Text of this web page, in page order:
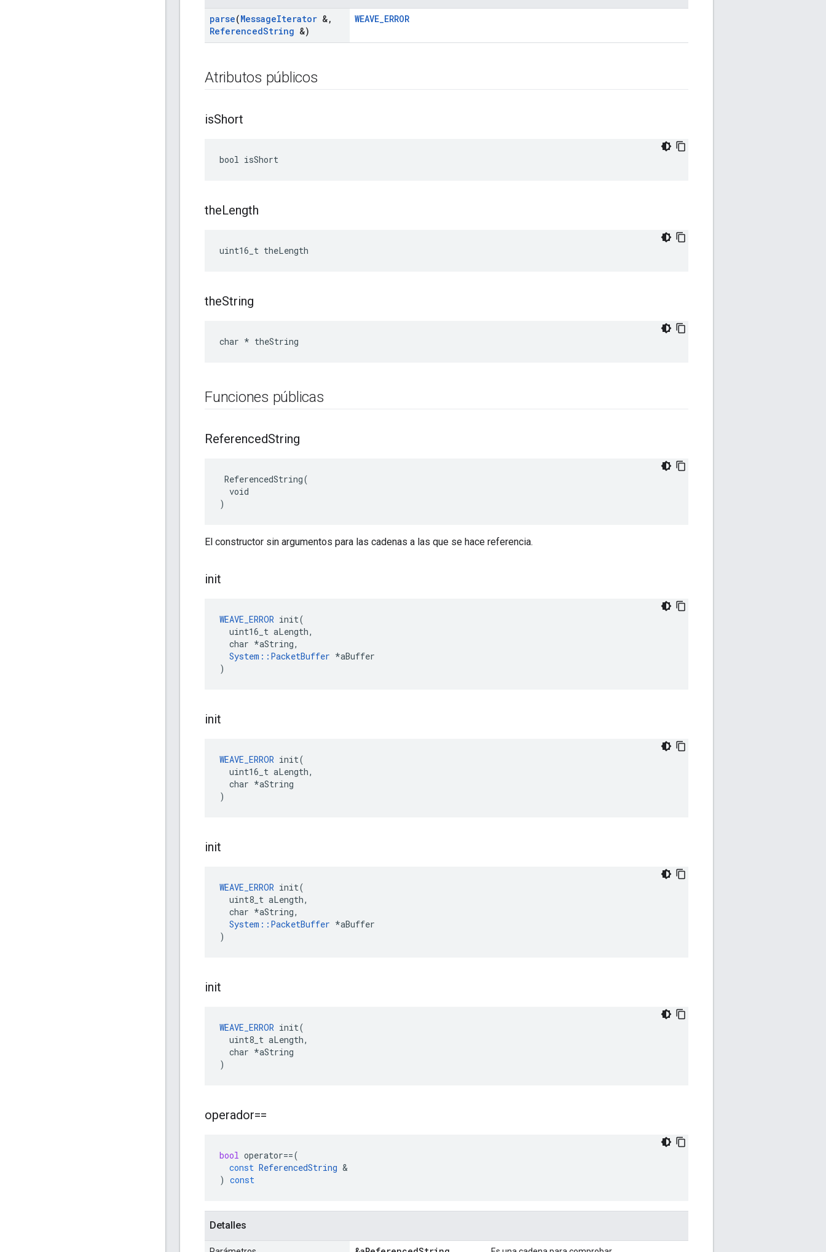
parse(MessageIterator &,
ReferencedString &)
WEAVE_ERROR
Atributos públicos
isShort
bool isShort
theLength
uint16_t theLength
theString
char * theString
Funciones públicas
ReferencedString
ReferencedString(
  void
)
El constructor sin argumentos para las cadenas a las que se hace referencia.
init
WEAVE_ERROR init(
  uint16_t aLength,
  char *aString,
System::PacketBuffer *aBuffer
)
init
WEAVE_ERROR init(
  uint16_t aLength,
  char *aString
)
init
WEAVE_ERROR init(
  uint8_t aLength,
  char *aString,
System::PacketBuffer *aBuffer
)
init
WEAVE_ERROR init(
  uint8_t aLength,
  char *aString
)
operador==
bool operator==(
const ReferencedString &
) const
Detalles